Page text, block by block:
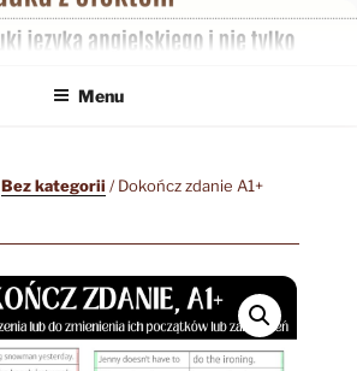
Menu
Bez kategorii / Dokończ zdanie A1+